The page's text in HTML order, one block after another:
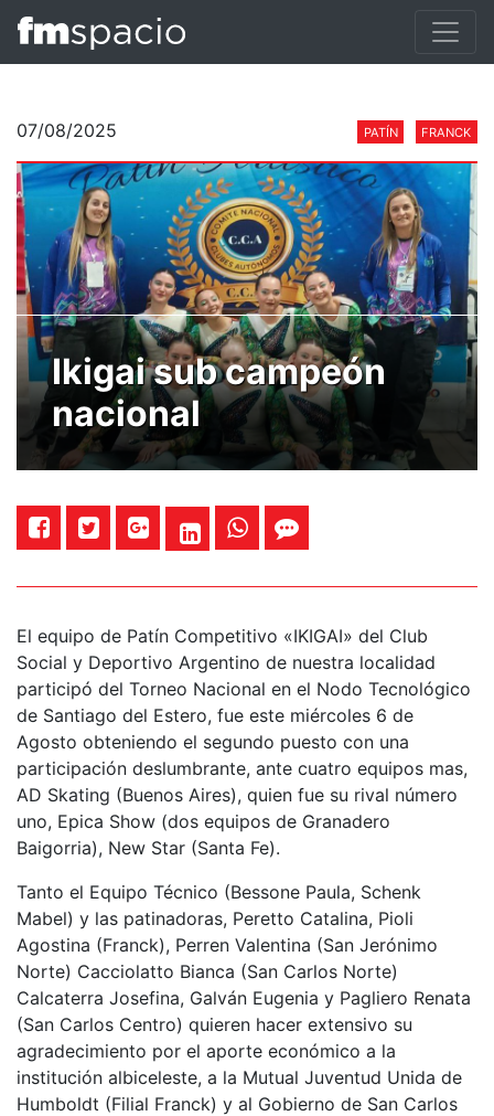
07/08/2025 PATÍN FRANCK
Ikigai sub campeón
nacional
El equipo de Patín Competitivo «IKIGAI» del Club
Social y Deportivo Argentino de nuestra localidad
participó del Torneo Nacional en el Nodo Tecnológico
de Santiago del Estero, fue este miércoles 6 de
Agosto obteniendo el segundo puesto con una
participación deslumbrante, ante cuatro equipos mas,
AD Skating (Buenos Aires), quien fue su rival número
uno, Epica Show (dos equipos de Granadero
Baigorria), New Star (Santa Fe).
Tanto el Equipo Técnico (Bessone Paula, Schenk
Mabel) y las patinadoras, Peretto Catalina, Pioli
Agostina (Franck), Perren Valentina (San Jerónimo
Norte) Cacciolatto Bianca (San Carlos Norte)
Calcaterra Josefina, Galván Eugenia y Pagliero Renata
(San Carlos Centro) quieren hacer extensivo su
agradecimiento por el aporte económico a la
institución albiceleste, a la Mutual Juventud Unida de
Humboldt (Filial Franck) y al Gobierno de San Carlos